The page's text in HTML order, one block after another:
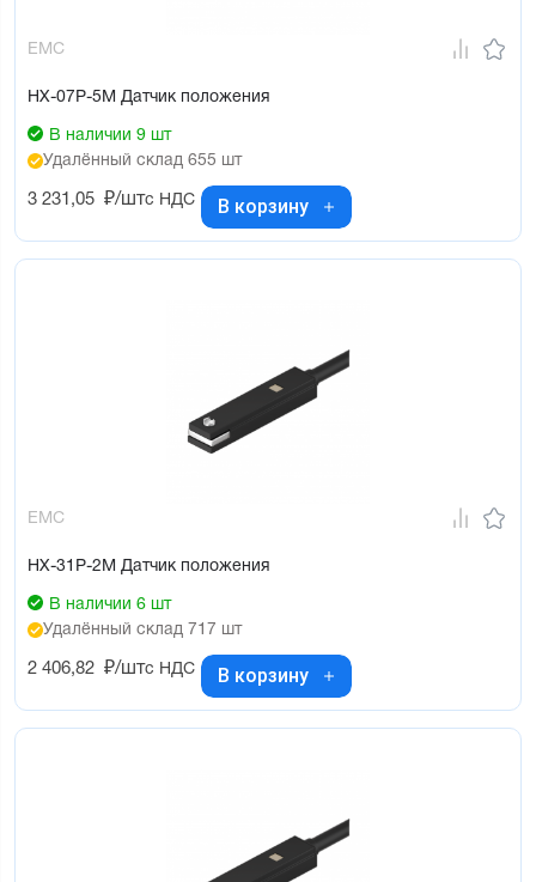
EMC
HX-07P-5M Датчик положения
В наличии 9 шт
Удалённый склад 655 шт
3 231,05 ₽/штс НДС В корзину
EMC
HX-31P-2M Датчик положения
В наличии 6 шт
Удалённый склад 717 шт
2 406,82 ₽/штс НДС В корзину